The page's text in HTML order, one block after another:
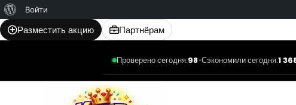
WordPress
Войти
Разместить акцию Партнёрам
Проверено сегодня:98•Сэкономили сегодня:1